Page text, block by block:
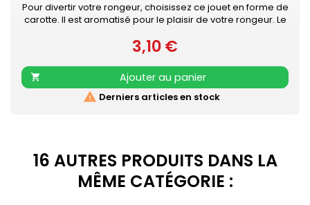
Pour divertir votre rongeur, choisissez ce jouet en forme de
carotte. Il est aromatisé pour le plaisir de votre rongeur. Le
des rongeurs. Ils pourront ronger cette carotte pour limer
leurs dents.
Prix
3,10 €

Ajouter au panier
 Derniers articles en stock
16 AUTRES PRODUITS DANS LA
MÊME CATÉGORIE :